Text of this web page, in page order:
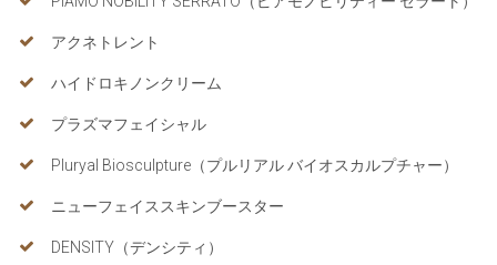
アクネトレント
ハイドロキノンクリーム
プラズマフェイシャル
Pluryal Biosculpture（プルリアル バイオスカルプチャー）
ニューフェイススキンブースター
DENSITY（デンシティ）